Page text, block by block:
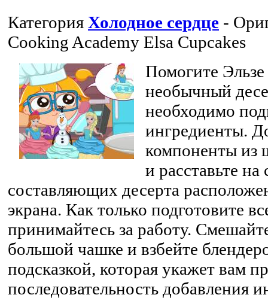
Категория Холодное сердце -
Cooking Academy Elsa Cupcakes
Помогите
необычный
необходимо
ингредиенты.
компоненты из
и расставьте
составляющих десерта
экрана. Как только подготовите
принимайтесь за работу.
большой чашке и взбейте
подсказкой, которая укажет вам
последовательность добавления